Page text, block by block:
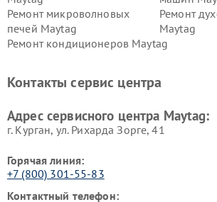
Ремонт микроволновых
печей Maytag
Ремонт
Maytag
Ремонт кондиционеров Maytag
Контакты сервис центра
Адрес сервисного центра Maytag:
г. Курган, ул. Рихарда Зорге, 41
Горячая линия:
+7 (800) 301-55-83
Контактный телефон: